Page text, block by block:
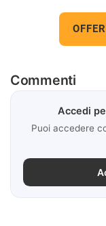
Commenti
Accedi
Puoi accedere